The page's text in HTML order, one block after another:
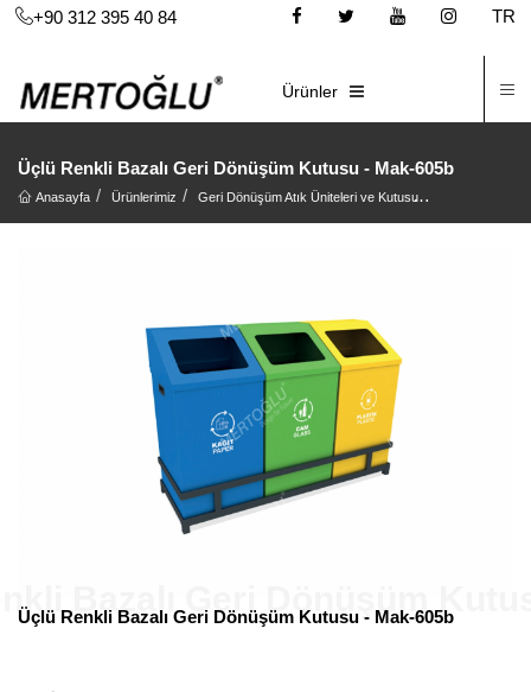
+90 312 395 40 84
TR
Ürünler
Üçlü Renkli Bazalı Geri Dönüşüm Kutusu - Mak-605b
Anasayfa Ürünlerimiz Geri Dönüşüm Atık Üniteleri ve Kutusu
Üçlü Renkli Bazalı Geri Dönüşüm Kutusu - Mak-605b